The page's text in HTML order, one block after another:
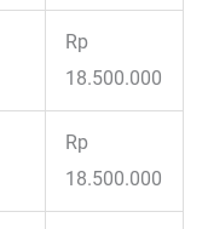
Rp
18.500.000
Rp
18.500.000